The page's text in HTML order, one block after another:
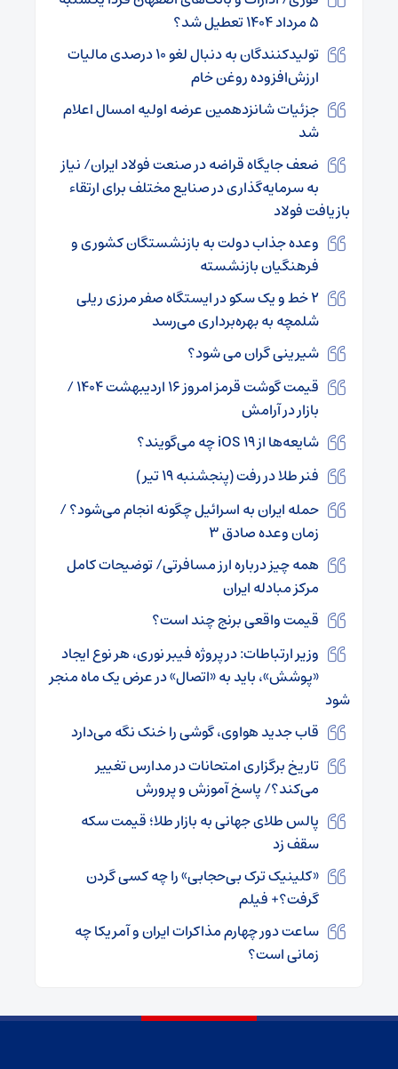
۵ مرداد ۱۴۰۴ تعطیل شد؟
تولیدکنندگان به دنبال لغو ۱۰ درصدی مالیات
ارزش‌افزوده روغن خام
جزئیات شانزدهمین عرضه اولیه امسال اعلام
شد
ضعف جایگاه قراضه در صنعت فولاد ایران/ نیاز
به سرمایه‌گذاری در صنایع مختلف برای ارتقاء
بازیافت فولاد
وعده جذاب دولت به بازنشستگان کشوری و
فرهنگیان بازنشسته
۲ خط و یک سکو در ایستگاه صفر مرزی ریلی
شلمچه به بهره‌برداری می‌رسد
شیرینی گران می شود؟
قیمت گوشت قرمز امروز ۱۶ اردیبهشت ۱۴۰۴ /
بازار در آرامش
شایعه‌ها از iOS ۱۹ چه می‌گویند؟
فنر طلا در رفت (پنجشنبه ۱۹ تیر )
حمله ایران به اسرائیل چگونه انجام می‌شود؟ /
زمان وعده صادق ۳
همه چیز درباره ارز مسافرتی/ توضیحات کامل
مرکز مبادله ایران
قیمت واقعی برنج چند است؟
وزیر ارتباطات: در پروژه فیبر نوری، هر نوع ایجاد
«پوشش»، باید به «اتصال» در عرض یک ماه منجر
شود
قاب جدید هواوی، گوشی را خنک نگه می‌دارد
تاریخ برگزاری امتحانات در مدارس تغییر
می‌کند؟/ پاسخ آموزش و پرورش
پالس طلای جهانی به بازار طلا؛ قیمت سکه
سقف زد
«کلینیک ترک بی‌حجابی» را چه کسی گردن
گرفت؟+ فیلم
ساعت دور چهارم مذاکرات ایران و آمریکا چه
زمانی است؟